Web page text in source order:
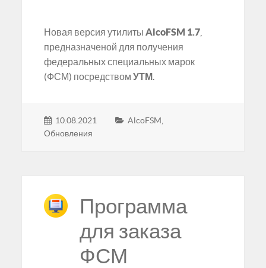
Новая версия утилитыAlcoFSM 1.7
предназначеной для получения
федеральных специальных марок
(ФСМ) посредствомУТМ.
10.08.2021 AlcoFSM,
Обновления
Программа
для заказа
ФСМ